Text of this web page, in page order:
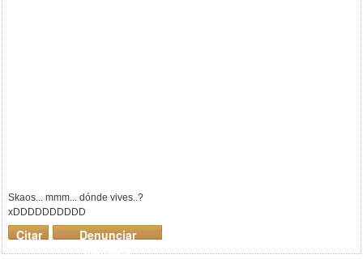
Skaos... mmm... dónde vives..?
xDDDDDDDDDD
Denunciar
mensaje
Citar